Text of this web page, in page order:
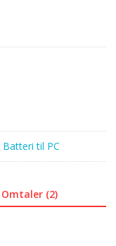
Batteri til PC
Omtaler (2)